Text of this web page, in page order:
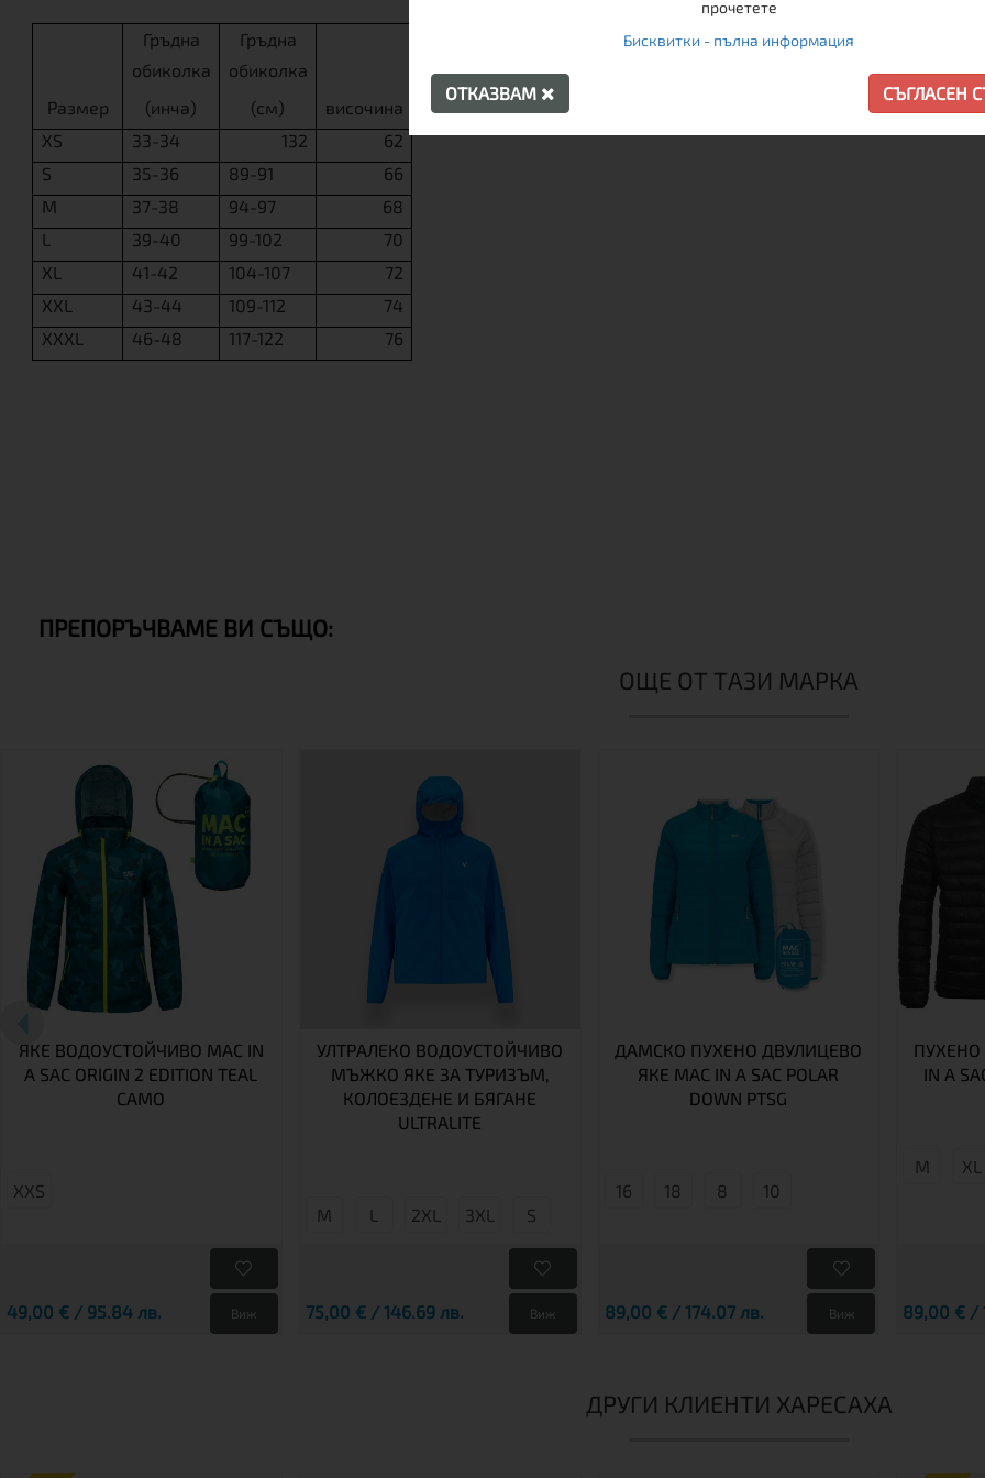
Размер
Гръдна
обиколка
(инча)
Гръдна
обиколка
(см)
височина
XS
33-34 132
62
S
35-36 89-91
66
M
37-38 94-97
68
L
39-40 99-102
70
XL
41-42 104-107
72
XXL
43-44 109-112
74
XXXL
46-48 117-122 76
ПРЕПОРЪЧВАМЕ ВИ СЪЩО:
ОЩЕ ОТ ТАЗИ МАРКА
ЯКЕ ВОДОУСТОЙЧИВО MAC IN
A SAC ORIGIN 2 EDITION TEAL
CAMO
XXS
49,00 € / 95.84 лв. Виж
УЛТРАЛЕКО ВОДОУСТОЙЧИВО
МЪЖКО ЯКЕ ЗА ТУРИЗЪМ,
КОЛОЕЗДЕНЕ И БЯГАНЕ
ULTRALITE
М L 2XL 3XL S
75,00 € / 146.69 лв. Виж
ДАМСКО ПУХЕНО ДВУЛИЦЕВО
ЯКЕ MAC IN A SAC POLAR
DOWN PTSG
16 18 8 10
89,00 € / 174.07 лв. Виж
ПУХЕНО
IN A
М XL
89,00 € /
ДРУГИ КЛИЕНТИ ХАРЕСАХА
прочетете
Бисквитки - пълна информация
ОТКАЗВАМ СЪГЛАСЕН